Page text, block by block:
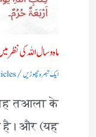
ماہ و سال اللہ کی نظر
ایک تبصرہ چھوڑیں/
तआला के
है। और (यह